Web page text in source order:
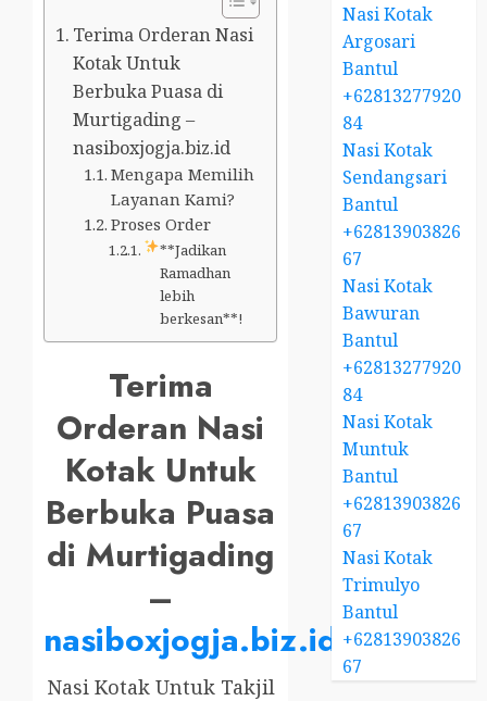
Terima Orderan Nasi
Kotak Untuk
Berbuka Puasa di
Murtigading –
nasiboxjogja.biz.id
Mengapa Memilih
Layanan Kami?
Proses Order
**Jadikan
Ramadhan
lebih
berkesan**!
Terima
Orderan Nasi
Kotak Untuk
Berbuka Puasa
di Murtigading
–
nasiboxjogja.biz.id
Nasi Kotak Untuk Takjil
Nasi Kotak
Argosari
Bantul
+62813277920
84
Nasi Kotak
Sendangsari
Bantul
+62813903826
67
Nasi Kotak
Bawuran
Bantul
+62813277920
84
Nasi Kotak
Muntuk
Bantul
+62813903826
67
Nasi Kotak
Trimulyo
Bantul
+62813903826
67